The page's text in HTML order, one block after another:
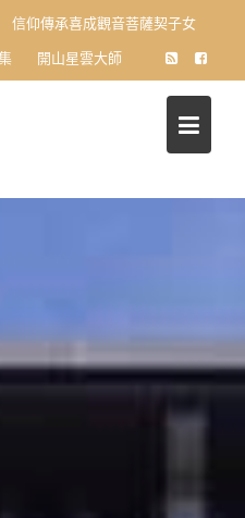
仰傳承喜成觀音菩薩契子女
開山星雲大師